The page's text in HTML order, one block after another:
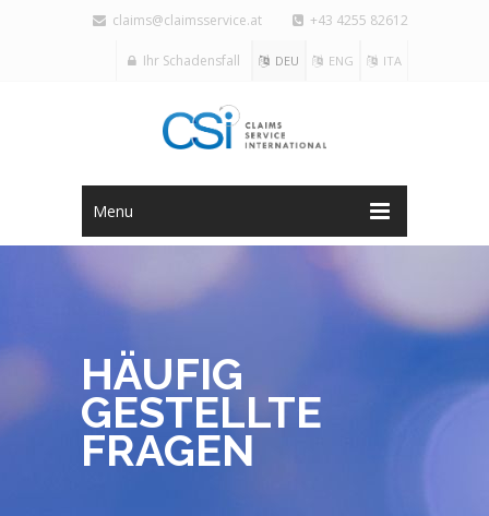
claims@claimsservice.at +43 4255 82612
ITA
ENG
DEU
Ihr Schadensfall
Menu
HÄUFIG
GESTELLTE
FRAGEN